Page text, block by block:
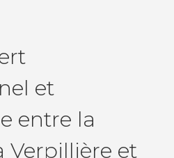
et
entre la
Verpillière et